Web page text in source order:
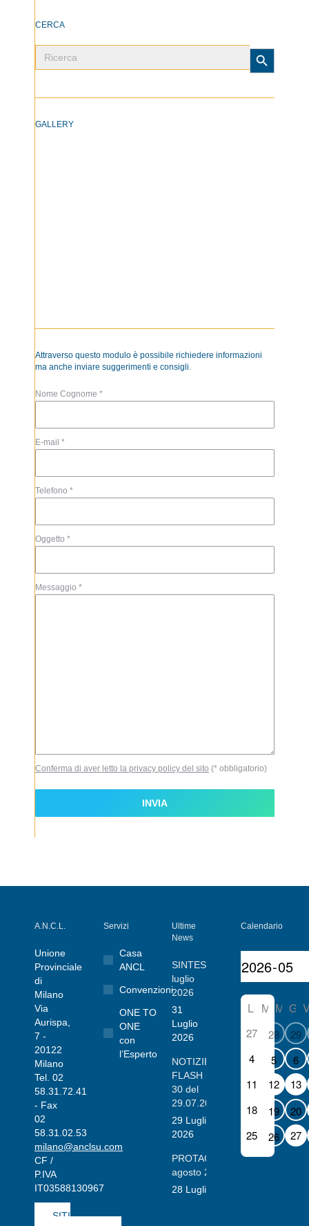
CERCA
Search
for:
Search Button
GALLERY
Attraverso questo modulo è possibile richiedere informazioni
ma anche inviare suggerimenti e consigli.
Nome Cognome *
E-mail *
Telefono *
Oggetto *
Messaggio *
Conferma di aver letto la privacy policy del sito (* obbligatorio)
A.N.C.L.
Unione
Provinciale
di
Milano
Via
Aurispa,
7 -
20122
Milano
Tel. 02
58.31.72.41
- Fax
02
58.31.02.53
milano@anclsu.com
CF /
P.IVA
IT03588130967
SITI
Servizi
Casa
ANCL
Convenzioni
ONE TO
ONE
con
l’Esperto
Ultime
News
SINTESI
luglio
2026
31
Luglio
2026
NOTIZIE
FLASH n.
30 del
29.07.2026
29 Luglio
2026
PROTAGONISTI
agosto 2026
28 Luglio 2026
Calendario
L M M G
27 28
29
4
5
6
11
12
13
18
19
20
25
26 27